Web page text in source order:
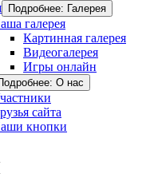
Подробнее: Галерея
галерея
Картинная галерея
Видеогалерея
Игры онлайн
О нас
сайта
кнопки